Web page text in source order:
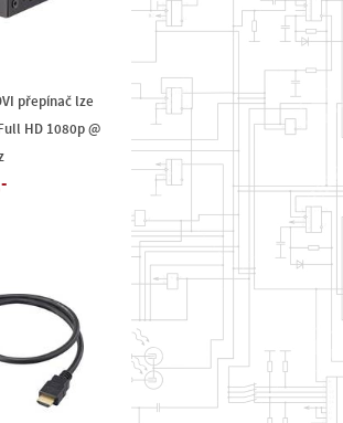
přepínač lze
HD 1080p @